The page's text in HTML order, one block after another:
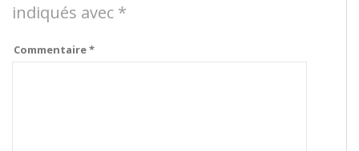
indiqués avec *
Commentaire*